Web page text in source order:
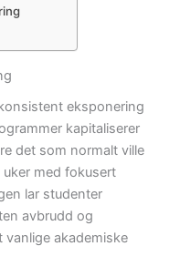
eksponering
kapitaliserer
det som normalt ville
med fokusert
lar studenter
avbrudd og
vanlige akademiske